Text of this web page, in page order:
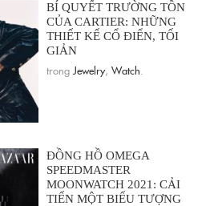
BÍ QUYẾT TRƯỜNG TỒN
CỦA CARTIER: NHỮNG
THIẾT KẾ CỔ ĐIỂN, TỐI
GIẢN
trong Jewelry, Watch
ĐỒNG HỒ OMEGA
SPEEDMASTER
MOONWATCH 2021: CẢI
TIẾN MỘT BIỂU TƯỢNG